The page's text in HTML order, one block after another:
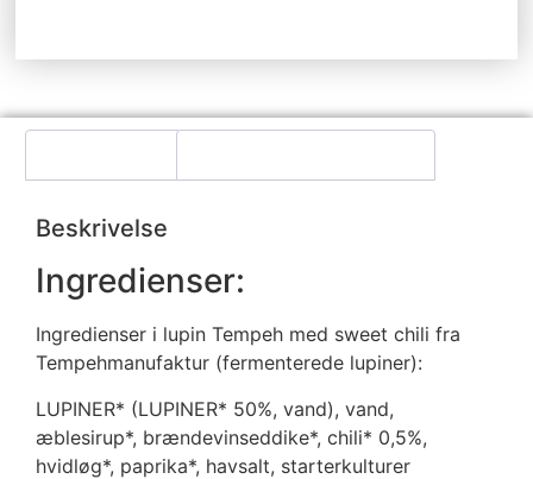
Beskrivelse
Ingredienser:
Ingredienser i lupin Tempeh med sweet chili fra
Tempehmanufaktur (fermenterede lupiner):
LUPINER* (LUPINER* 50%, vand), vand,
æblesirup*, brændevinseddike*, chili* 0,5%,
hvidløg*, paprika*, havsalt, starterkulturer